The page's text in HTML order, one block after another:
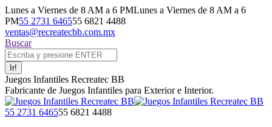
Saltar
al
contenido
Lunes a Viernes de 8 AM a 6 PMLunes a Viernes de 8 AM a 6
PM55 2731 646555 6821 4488
ventas@recreatecbb.com.mx
Buscar:
Buscar
Facebook
page
opens
in
X
page
opens
in
Instagram
page
opens
in
YouTube
page
opens
in
Juegos Infantiles Recreatec BB
Fabricante de Juegos Infantiles para Exterior e Interior.
Facebook
X
Instagram
YouTube
55 2731 646555 6821 4488